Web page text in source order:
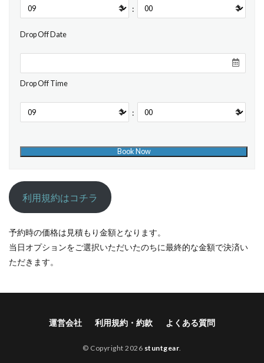
:
Drop Off Date
Drop Off Time
:
利用規約はコチラ
予約時の価格は見積もり金額となります。
当日オプションをご選択いただいたのちに最終的な金額で決済い
ただきます。
運営会社 利用規約・約款 よくある質問
© Copyright 2026 stuntgear.